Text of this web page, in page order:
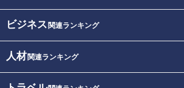
ビジネス 関連ランキング
人材関連ランキング